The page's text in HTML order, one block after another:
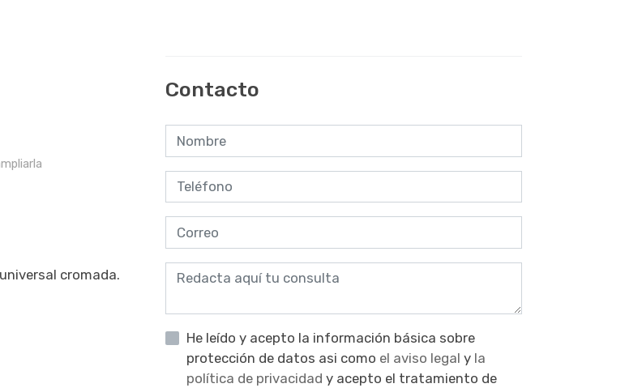
cromada.
Contacto
He leído y acepto la información básica sobre
protección de datos asi como el aviso legal y la
política de privacidad y acepto el tratamiento de